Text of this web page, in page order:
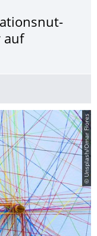
auf
© Unsplash/Omar Flores